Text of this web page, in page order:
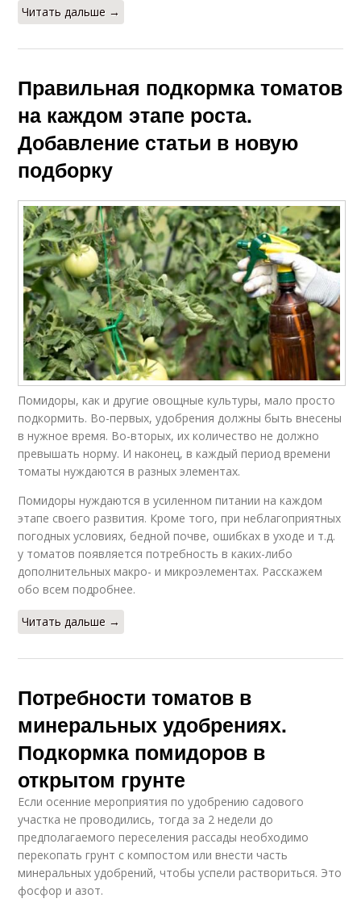
Читать дальше →
Правильная подкормка томатов
на каждом этапе роста.
Добавление статьи в новую
подборку
Помидоры, как и другие овощные культуры, мало просто
подкормить. Во-первых, удобрения должны быть внесены
в нужное время. Во-вторых, их количество не должно
превышать норму. И наконец, в каждый период времени
томаты нуждаются в разных элементах.
Помидоры нуждаются в усиленном питании на каждом
этапе своего развития. Кроме того, при неблагоприятных
погодных условиях, бедной почве, ошибках в уходе и т.д.
у томатов появляется потребность в каких-либо
дополнительных макро- и микроэлементах. Расскажем
обо всем подробнее.
Читать дальше →
Потребности томатов в
минеральных удобрениях.
Подкормка помидоров в
открытом грунте
Если осенние мероприятия по удобрению садового
участка не проводились, тогда за 2 недели до
предполагаемого переселения рассады необходимо
перекопать грунт с компостом или внести часть
минеральных удобрений, чтобы успели раствориться. Это
фосфор и азот.